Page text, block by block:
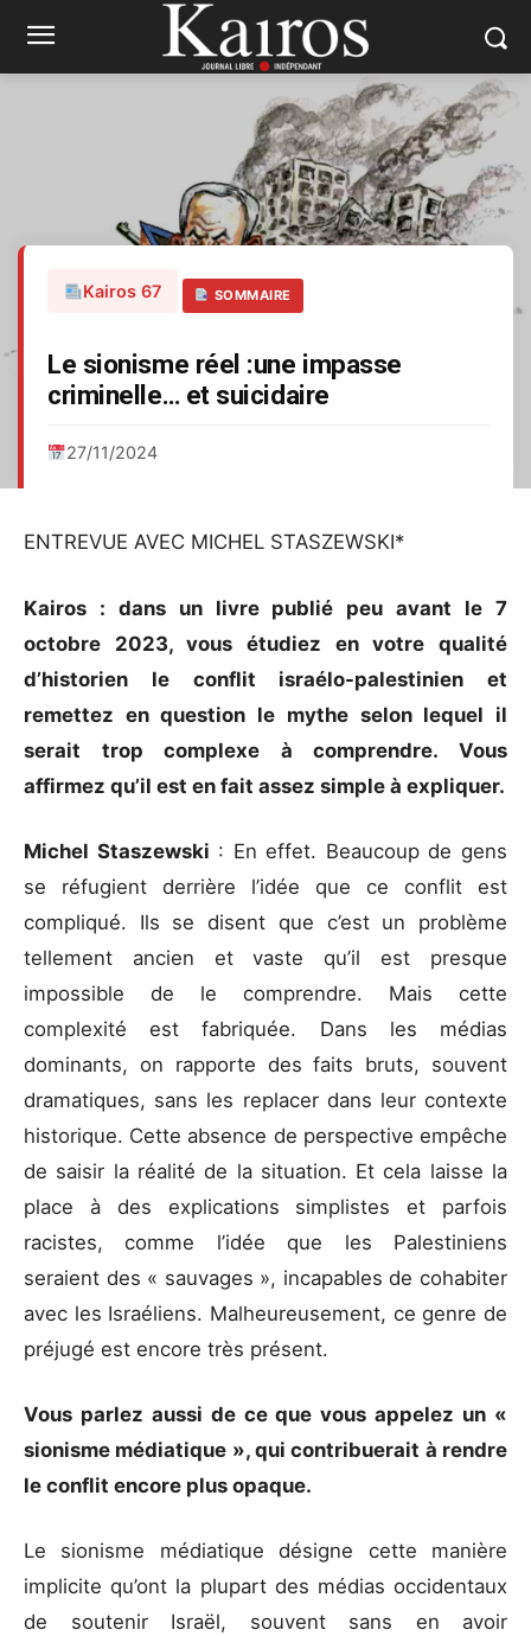
Kairos 67 SOMMAIRE
Le sionisme réel :une impasse
criminelle… et suicidaire
27/11/2024
ENTREVUE AVEC MICHEL STASZEWSKI*
Kairos : dans un livre publié peu avant le 7
octobre 2023, vous étudiez en votre qualité
d’historien le conflit israélo-palestinien et
remettez en question le mythe selon lequel il
serait trop complexe à comprendre. Vous
affirmez qu’il est en fait assez simple à expliquer.
Michel Staszewski : En effet. Beaucoup de gens
se réfugient derrière l’idée que ce conflit est
compliqué. Ils se disent que c’est un problème
tellement ancien et vaste qu’il est presque
impossible de le comprendre. Mais cette
complexité est fabriquée. Dans les médias
dominants, on rapporte des faits bruts, souvent
dramatiques, sans les replacer dans leur contexte
historique. Cette absence de perspective empêche
de saisir la réalité de la situation. Et cela laisse la
place à des explications simplistes et parfois
racistes, comme l’idée que les Palestiniens
seraient des « sauvages », incapables de cohabiter
avec les Israéliens. Malheureusement, ce genre de
préjugé est encore très présent.
Vous parlez aussi de ce que vous appelez un «
sionisme médiatique », qui contribuerait à rendre
le conflit encore plus opaque.
Le sionisme médiatique désigne cette manière
implicite qu’ont la plupart des médias occidentaux
de soutenir Israël, souvent sans en avoir